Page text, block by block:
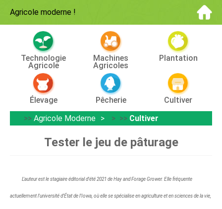
Agricole moderne !
Technologie
Agricole
Machines
Agricoles
Plantation
Élevage Pêcherie
Cultiver
>> Agricole Moderne > >> Cultiver
Tester le jeu de pâturage
L'auteur est le stagiaire éditorial d'été 2021 de Hay and Forage Grower. Elle fréquente
actuellement l'université d'État de l'Iowa, où elle se spécialise en agriculture et en sciences de la vie,